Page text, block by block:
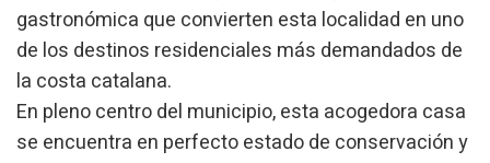
gastronómica que convierten esta localidad en uno
de los destinos residenciales más demandados de
la costa catalana.
En pleno centro del municipio, esta acogedora casa
se encuentra en perfecto estado de conservación y